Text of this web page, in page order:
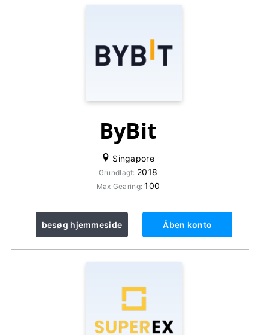
ByBit
Singapore
Grundlagt: 2018
Max Gearing:100
besøg hjemmeside Åben konto